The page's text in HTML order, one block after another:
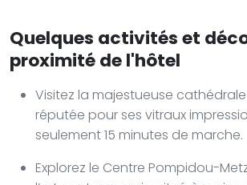
Quelques activités et
proximité de l'hôtel
Visitez la majestueuse
réputée pour ses vitraux
seulement 15 minutes de marche.
Explorez le Centre Pompidou-